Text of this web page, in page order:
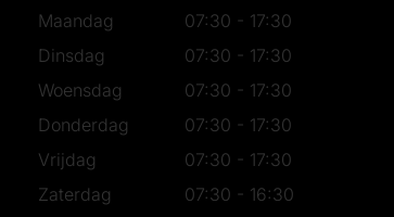
Maandag
07:30 - 17:30
Dinsdag
07:30 - 17:30
Woensdag
07:30 - 17:30
Donderdag
07:30 - 17:30
Vrijdag
07:30 - 17:30
Zaterdag
07:30 - 16:30